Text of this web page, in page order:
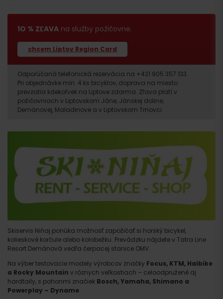
1O % ZĽAVA na služby požičovne.
chcem Liptov Region Card
Odporúčaná telefonická rezervácia na +421 905 357 133.
Pri objednávke min. 4 ks bicyklov, doprava na miesto
prevzatia kdekoľvek na Liptove zdarma. Zľava platí v
požičovniach v Liptovskom Jáne, Jánskej doline,
Demänovej, Maladinove a v Liptovskom Trnovci.
Skiservis Niňaj ponúka možnosť zapožičať si horský bicykel,
kolieskové korčule alebo kolobežku. Prevádzku nájdete v Tatra Line
Resort Demänová vedľa čerpacej stanice OMV.
Na výber testovacie modely výrobcov značky Focus, KTM, Haibike
a Rocky Mountain v rôznych veľkostiach – celoodpružené aj
hardtaily, s pohonmi značiek Bosch, Yamaha, Shimano a
Powerplay – Dyname.